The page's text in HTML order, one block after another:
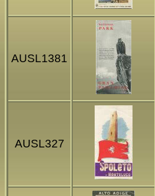
AUSL1381
AUSL327